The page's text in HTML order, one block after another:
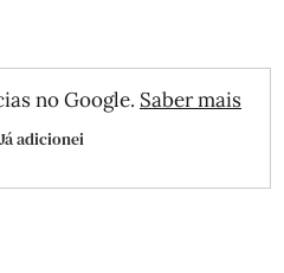
no Google. Saber mais
Já adicionei